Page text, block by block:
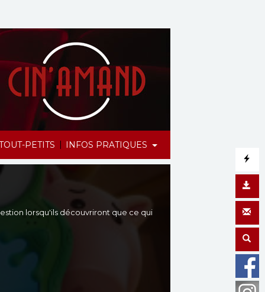
PETITS | INFOS PRATIQUES
lorsqu'ils découvriront que ce qui